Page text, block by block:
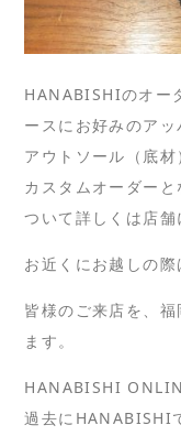
HANABISHIのオー
ースにお好みのアッ
アウトソール（底
カスタムオーダー
ついて詳しくは店舗
お近くにお越しの際
皆様のご来店を、
ます。
HANABISHI
過去にHANABISHI